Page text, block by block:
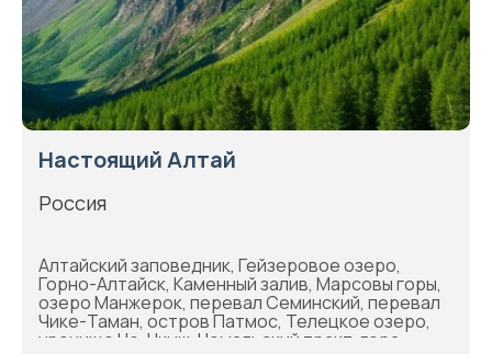
Настоящий Алтай
Россия
Алтайский заповедник, Гейзеровое озеро,
Горно-Алтайск, Каменный залив, Марсовы горы,
озеро Манжерок, перевал Семинский, перевал
Чике-Таман, остров Патмос, Телецкое озеро,
урочище Че-Чкыш, Чемальский тракт, гора